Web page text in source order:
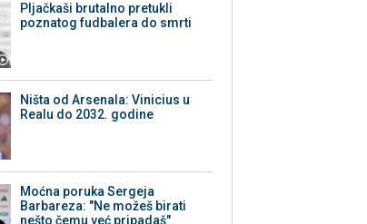
Pljačkaši brutalno pretukli
poznatog fudbalera do smrti
Ništa od Arsenala: Vinicius u
Realu do 2032. godine
Moćna poruka Sergeja
Barbareza: "Ne možeš birati
nešto čemu već pripadaš"